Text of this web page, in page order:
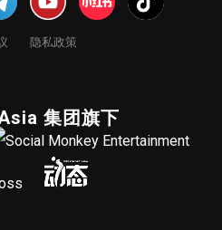
隐私政策
集团旗下